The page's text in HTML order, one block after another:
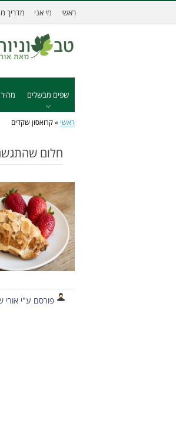
ראשי מי אני מדריך
שפים מבשלים
ראשי » קרואסון שקדים
חלום
פורסם ע"י אורי